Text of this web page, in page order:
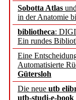
Sobotta Atlas
in der Anatomie
bibliotheca:
Ein rundes
Eine
Automatisierte
Gütersloh
Die neue utb
utb-studi-e-book